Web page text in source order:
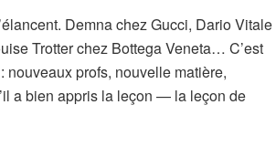
Demna chez Gucci, Dario Vitale
Trotter chez Bottega Veneta… C’est
profs, nouvelle matière,
a bien appris la leçon — la leçon de